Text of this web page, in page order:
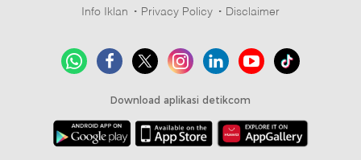
Info Iklan
Privacy Policy Disclaimer
Download aplikasi detikcom